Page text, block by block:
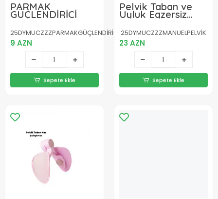
PARMAK
GÜÇLENDİRİCİ
25DYMUCZZZPARMAKGÜÇLENDİRİCİ-5
9 AZN
Sepete Ekle
Pelvik Taban ve
Uyluk Egzersiz
Aleti Ev Tipi
Taşınabilir
25DYMUCZZZMANUELPELVİK
23 AZN
Sepete Ekle